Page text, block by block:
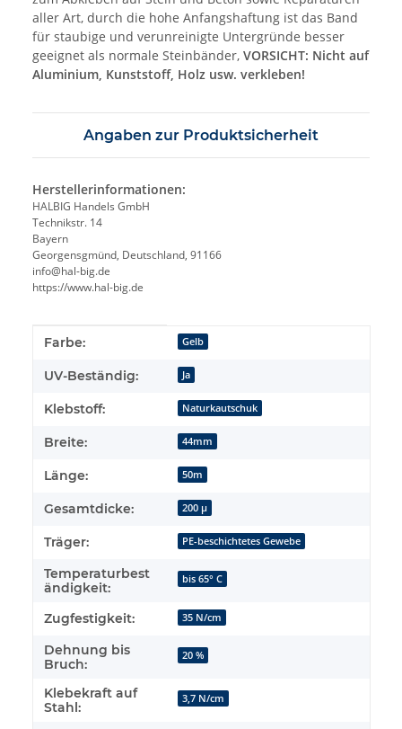
aller Art, durch die hohe Anfangshaftung ist das Band
für staubige und verunreinigte Untergründe besser
geeignet als normale Steinbänder, VORSICHT: Nicht auf
Aluminium, Kunststoff, Holz usw. verkleben!
Angaben zur Produktsicherheit
Herstellerinformationen:
HALBIG Handels GmbH
Technikstr. 14
Bayern
Georgensgmünd, Deutschland, 91166
info@hal-big.de
https://www.hal-big.de
Produkteigenschaft
Wert
Farbe: Gelb
UV-Beständig: Ja
Klebstoff: Naturkautschuk
Breite: 44mm
Länge: 50m
Gesamtdicke: 200 µ
Träger: PE-beschichtetes Gewebe
Temperaturbest
ändigkeit:
bis 65° C
Zugfestigkeit: 35 N/cm
Dehnung bis
Bruch:
20 %
Klebekraft auf
Stahl:
3,7 N/cm